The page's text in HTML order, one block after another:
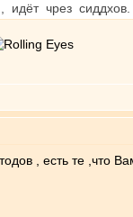
идёт чрез сиддхов.
, есть те ,что